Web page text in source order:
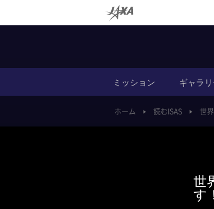
ミッション ギャラ
ホーム 読むISAS 世
世
す